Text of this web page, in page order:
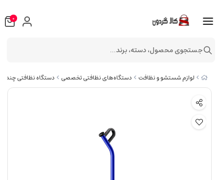
لوازم شستشو و نظافت دستگاه‌های نظافتی تخصصی دستگاه نظافتی
0
جستجوی محصول، دسته، برند...